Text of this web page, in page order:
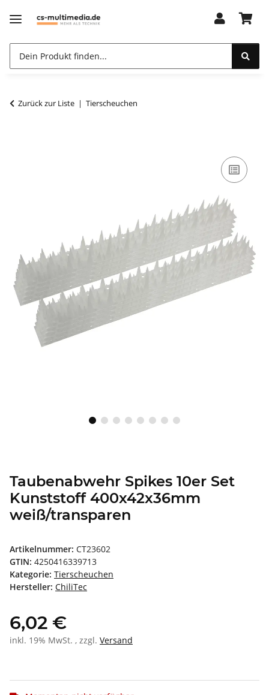
Zurück zur Liste Tierscheuchen
Taubenabwehr Spikes 10er Set
Kunststoff 400x42x36mm
weiß/transparen
Artikelnummer: CT23602
GTIN: 4250416339713
Kategorie: Tierscheuchen
Hersteller: ChiliTec
6,02 €
inkl. 19% MwSt. , zzgl. Versand